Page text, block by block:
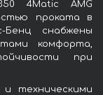
4Matic AMG
проката в
снабжены
комфорта,
при
техническими